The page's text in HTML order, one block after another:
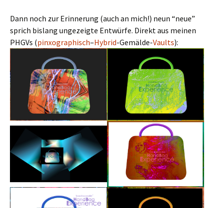
Dann noch zur Erinnerung (auch an mich!) neun “neue”
sprich bislang ungezeigte Entwürfe. Direkt aus meinen
PHGVs (pinxographisch–Hybrid-Gemälde-Vaults):